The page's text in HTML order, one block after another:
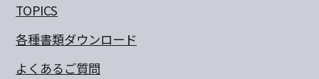
TOPICS
各種書類ダウンロード
よくあるご質問